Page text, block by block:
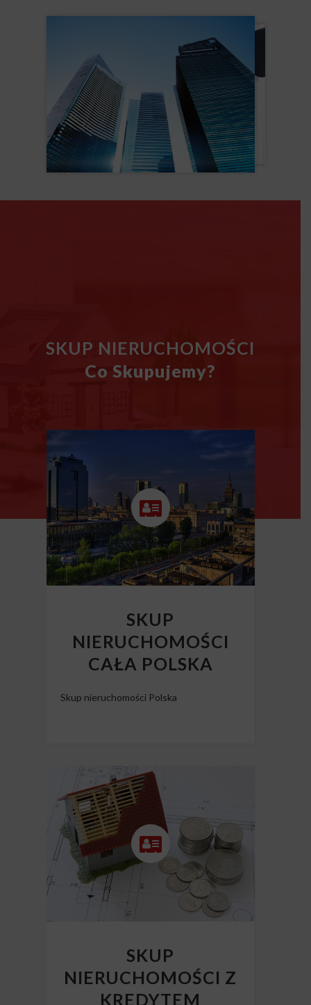
SKUP NIERUCHOMOŚCI
Co Skupujemy?
SKUP
NIERUCHOMOŚCI
CAŁA POLSKA
Skup nieruchomości Polska
SKUP
NIERUCHOMOŚCI Z
KREDYTEM